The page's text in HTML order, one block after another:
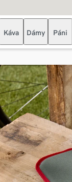
Káva Dámy Páni